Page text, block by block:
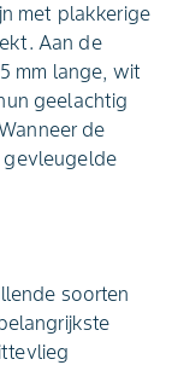
met plakkerige
Aan de
mm lange, wit
geelachtig
de
soorten